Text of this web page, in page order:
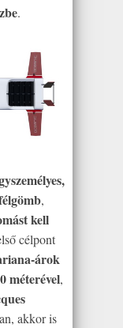
.
,
kell
célpont
árok
méterével,
akkor is